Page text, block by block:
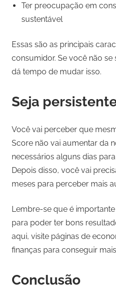
Ter preocupação em
sustentável
Essas são as principais
consumidor. Se você não se
dá tempo de mudar isso.
Seja
Você vai perceber que
Score não vai aumentar da
necessários alguns dias
Depois disso, você vai
meses para perceber mais
Lembre-se que é
para poder ter bons
aqui, visite páginas de
finanças para conseguir
Conclusão